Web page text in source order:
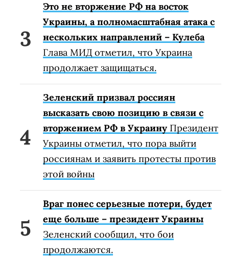
Это не вторжение РФ на восток
Украины, а полномасштабная атака с
нескольких направлений – Кулеба
Глава МИД отметил, что Украина
продолжает защищаться.
Зеленский призвал россиян
высказать свою позицию в связи с
вторжением РФ в Украину Президент
Украины отметил, что пора выйти
россиянам и заявить протесты против
этой войны
Враг понес серьезные потери, будет
еще больше – президент Украины
Зеленский сообщил, что бои
продолжаются.